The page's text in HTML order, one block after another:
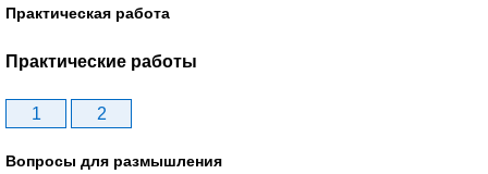
Практическая работа
Практические работы
1 2
Вопросы для размышления